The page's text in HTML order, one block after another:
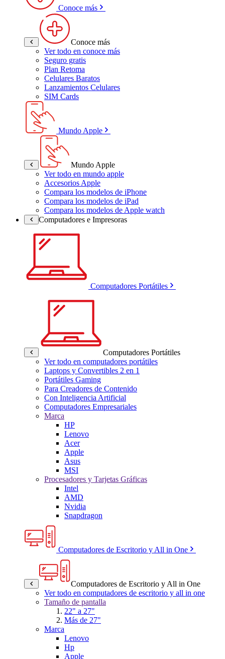
Conoce más
Conoce más
Ver todo en conoce más
Seguro gratis
Plan Retoma
Celulares Baratos
Lanzamientos Celulares
SIM Cards
Mundo Apple
Mundo Apple
Ver todo en mundo apple
Accesorios Apple
Compara los modelos de iPhone
Compara los modelos de iPad
Compara los modelos de Apple watch
Computadores e Impresoras
Computadores Portátiles
Computadores Portátiles
Ver todo en computadores portátiles
Laptops y Convertibles 2 en 1
Portátiles Gaming
Para Creadores de Contenido
Con Inteligencia Artificial
Computadores Empresariales
Marca
HP
Lenovo
Acer
Apple
Asus
MSI
Procesadores y Tarjetas Gráficas
Intel
AMD
Nvidia
Snapdragon
Computadores de Escritorio y All in One
Computadores de Escritorio y All in One
Ver todo en computadores de escritorio y all in one
Tamaño de pantalla
22" a 27"
Más de 27"
Marca
Lenovo
Hp
Apple